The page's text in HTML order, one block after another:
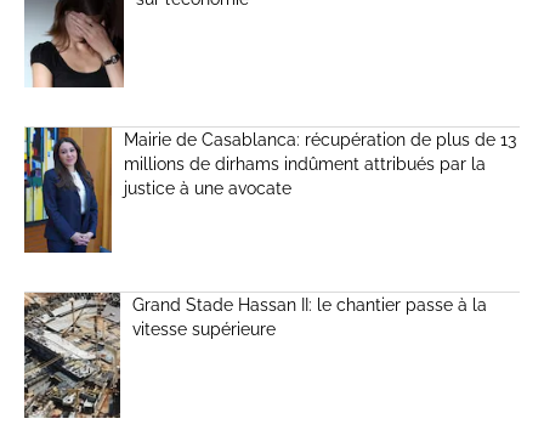
Mairie de Casablanca: récupération de plus de 13
millions de dirhams indûment attribués par la
justice à une avocate
Grand Stade Hassan II: le chantier passe à la
vitesse supérieure